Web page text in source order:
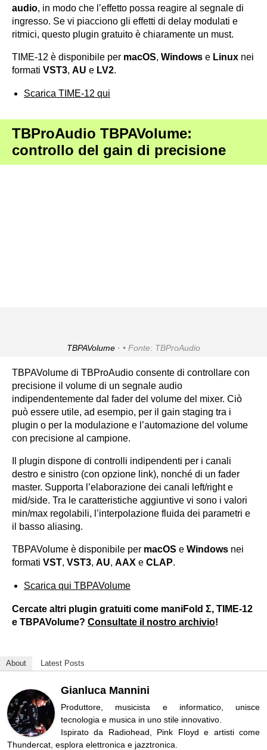
audio, in modo che l’effetto possa reagire al segnale di
ingresso. Se vi piacciono gli effetti di delay modulati e
ritmici, questo plugin gratuito è chiaramente un must.
TIME-12 è disponibile per macOS, Windows e Linux nei
formati VST3, AU e LV2.
Scarica TIME-12 qui
TBProAudio TBPAVolume:
controllo del gain di precisione
TBPAVolume · Fonte: TBProAudio
TBPAVolume di TBProAudio consente di controllare con
precisione il volume di un segnale audio
indipendentemente dal fader del volume del mixer. Ciò
può essere utile, ad esempio, per il gain staging tra i
plugin o per la modulazione e l’automazione del volume
con precisione al campione.
Il plugin dispone di controlli indipendenti per i canali
destro e sinistro (con opzione link), nonché di un fader
master. Supporta l’elaborazione dei canali left/right e
mid/side. Tra le caratteristiche aggiuntive vi sono i valori
min/max regolabili, l’interpolazione fluida dei parametri e
il basso aliasing.
TBPAVolume è disponibile per macOS e Windows nei
formati VST, VST3, AU, AAX e CLAP.
Scarica qui TBPAVolume
Cercate altri plugin gratuiti come maniFold Σ, TIME-12
e TBPAVolume? Consultate il nostro archivio!
About Latest Posts
Gianluca Mannini
Produttore, musicista e informatico, unisce
tecnologia e musica in uno stile innovativo.
Ispirato da Radiohead, Pink Floyd e artisti come
Thundercat, esplora elettronica e jazztronica.